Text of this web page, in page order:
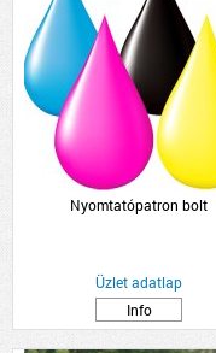
Nyomtatópatron bolt
Üzlet adatlap
Info